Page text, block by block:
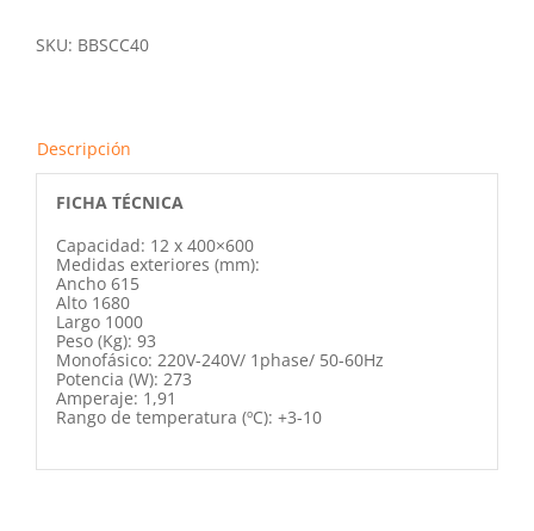
400
x
SKU: BBSCC40
Descripción
FICHA TÉCNICA
Capacidad: 12 x 400×600
Medidas exteriores (mm):
Ancho 615
Alto 1680
Largo 1000
Peso (Kg): 93
Monofásico: 220V-240V/ 1phase/ 50-60Hz
Potencia (W): 273
Amperaje: 1,91
Rango de temperatura (ºC): +3-10